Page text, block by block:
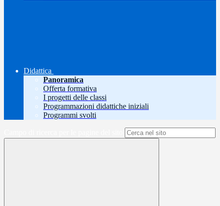
Didattica
Panoramica
Offerta formativa
I progetti delle classi
Programmazioni didattiche iniziali
Programmi svolti